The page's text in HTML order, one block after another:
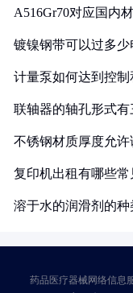
A516Gr70对应国内
镀镍钢带可以过多少
计量泵如何达到控
联轴器的轴孔形式
不锈钢材质厚度允
复印机出租有哪些常
溶于水的润滑剂的种
药品医疗器械网络信息